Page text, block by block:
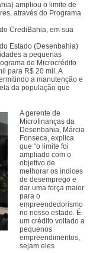
ampliou o limite de
através do Programa
CrediBahia, em sua
Estado (Desenbahia)
a pequenas
de Microcrédito
para R$ 20 mil. A
a manutenção e
da população que
A gerente de
Microfinanças da
Desenbahia, Márcia
Fonseca, explica
que “o limite foi
ampliado com o
objetivo de
melhorar os índices
de desemprego e
dar uma força maior
para o
empreendedorismo
no nosso estado. É
um crédito voltado a
pequenos
empreendimentos,
sejam eles